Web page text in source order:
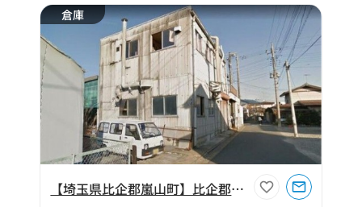
倉庫
【埼玉県比企郡嵐山町】比企郡嵐山町大字川島174坪倉庫